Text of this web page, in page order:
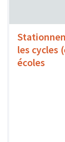
les cycles
écoles